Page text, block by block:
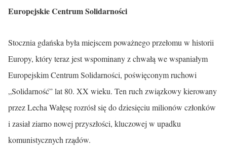
Europejskie Centrum Solidarności
Stocznia gdańska była miejscem poważnego przełomu w historii
Europy, który teraz jest wspominany z chwałą we wspaniałym
Europejskim Centrum Solidarności, poświęconym ruchowi
„Solidarność” lat 80. XX wieku. Ten ruch związkowy kierowany
przez Lecha Wałęsę rozrósł się do dziesięciu milionów członków
i zasiał ziarno nowej przyszłości, kluczowej w upadku
komunistycznych rządów.